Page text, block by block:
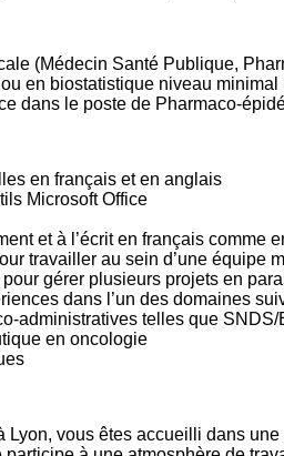
(Médecin Santé Publique,
en biostatistique niveau minimal
dans le poste de Pharmaco-
en français et en anglais
Microsoft Office
et à l’écrit en français comme
travailler au sein d’une équipe
gérer plusieurs projets en
dans l’un des domaines
administratives telles que SNDS/
en oncologie
Lyon, vous êtes accueilli dans